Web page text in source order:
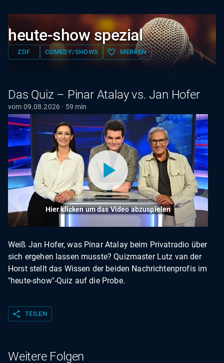
heute-show spezial
ZDF COMEDY/SHOWS favorite_border MERKEN
Das Quiz – Pinar Atalay vs. Jan Hofer
vom 09.08.2026 · 59 min
Hier klicken um das Video abzuspielen
Weiß Jan Hofer, was Pinar Atalay beim Privatradio über
sich ergehen lassen musste? Quizmaster Lutz van der
Horst stellt das Wissen der beiden Nachrichtenprofis im
"heute-show"-Quiz auf die Probe.
share TEILEN
Weitere Folgen